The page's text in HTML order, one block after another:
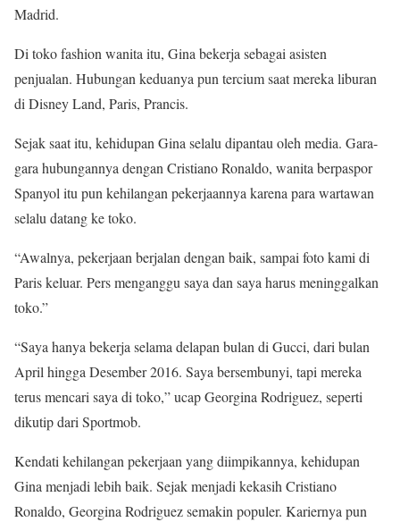
Madrid.
Di toko fashion wanita itu, Gina bekerja sebagai asisten
penjualan. Hubungan keduanya pun tercium saat mereka liburan
di Disney Land, Paris, Prancis.
Sejak saat itu, kehidupan Gina selalu dipantau oleh media. Gara-
gara hubungannya dengan Cristiano Ronaldo, wanita berpaspor
Spanyol itu pun kehilangan pekerjaannya karena para wartawan
selalu datang ke toko.
“Awalnya, pekerjaan berjalan dengan baik, sampai foto kami di
Paris keluar. Pers menganggu saya dan saya harus meninggalkan
toko.”
“Saya hanya bekerja selama delapan bulan di Gucci, dari bulan
April hingga Desember 2016. Saya bersembunyi, tapi mereka
terus mencari saya di toko,” ucap Georgina Rodriguez, seperti
dikutip dari Sportmob.
Kendati kehilangan pekerjaan yang diimpikannya, kehidupan
Gina menjadi lebih baik. Sejak menjadi kekasih Cristiano
Ronaldo, Georgina Rodriguez semakin populer. Kariernya pun